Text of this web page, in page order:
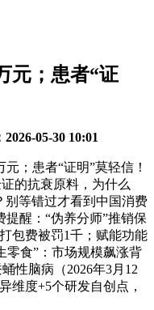
元；患者“证
2026-05-30 10:01
；患者“证明”莫轻信！
的抗衰原料，为什么
别等错过才看到中国消费
醒：“伪养分师”推销保
包费被罚1千；赋能功能
零食”：市场规模飙涨背
性脑病（2026年3月12
维度+5个研发自创点，